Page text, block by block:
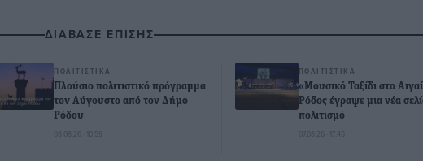
ΔΙΑΒΑΣΕ ΕΠΙΣΗΣ
ΠΟΛΙΤΙΣΤΙΚΆ
Πλούσιο πολιτιστικό πρόγραμμα
τον Αύγουστο από τον Δήμο
Ρόδου
08.08.26 · 10:59
ΠΟΛΙΤΙΣΤΙΚΆ
«Μουσικό Ταξίδι στο
Ρόδος έγραψε μια νέα
πολιτισμό
07.08.26 · 17:45